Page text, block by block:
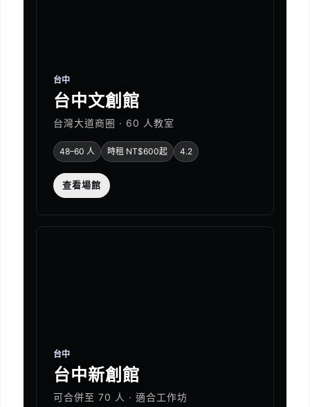
台中
台中文創館
台灣大道商圈 · 60 人教室
48–60 人 時租 NT$600起 4.2
查看場館
台中
台中新創館
可合併至 70 人 · 適合工作坊